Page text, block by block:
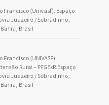
Francisco (Univasf). Espaço
Juazeiro / Sobradinho,
Brasil
Francisco (UNIVASF).
Rural – PPGExR.Espaço
Juazeiro / Sobradinho,
Brasil